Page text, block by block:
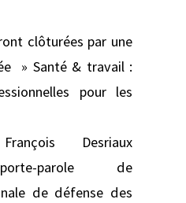
clôturées par une
» Santé & travail :
pour les
Desriaux
parole de
de défense des